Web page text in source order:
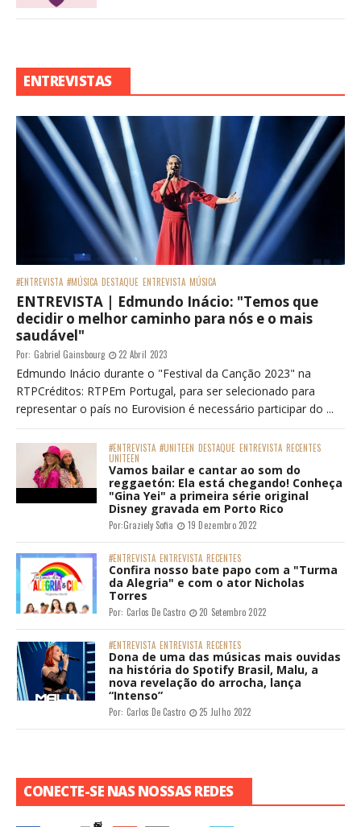
ENTREVISTAS
#ENTREVISTA #MÚSICA DESTAQUE ENTREVISTA MÚSICA
ENTREVISTA | Edmundo Inácio: "Temos que
decidir o melhor caminho para nós e o mais
saudável"
Por: Gabriel Gainsbourg 22 Abril 2023
Edmundo Inácio durante o "Festival da Canção 2023" na
RTPCréditos: RTPEm Portugal, para ser selecionado para
representar o país no Eurovision é necessário participar do ...
#ENTREVISTA #UNITEEN DESTAQUE ENTREVISTA RECENTES
UNITEEN
Vamos bailar e cantar ao som do
reggaetón: Ela está chegando! Conheça
"Gina Yei" a primeira série original
Disney gravada em Porto Rico
Por:Graziely Sofia 19 Dezembro 2022
#ENTREVISTA ENTREVISTA RECENTES
Confira nosso bate papo com a "Turma
da Alegria" e com o ator Nicholas
Torres
Por: Carlos De Castro 20 Setembro 2022
#ENTREVISTA ENTREVISTA RECENTES
Dona de uma das músicas mais ouvidas
na história do Spotify Brasil, Malu, a
nova revelação do arrocha, lança
“Intenso”
Por: Carlos De Castro 25 Julho 2022
CONECTE-SE NAS NOSSAS REDES